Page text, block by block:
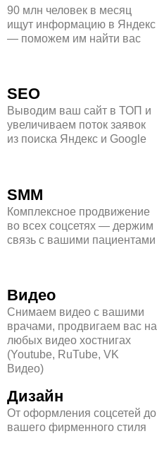
90 млн человек в месяц
ищут информацию в Яндекс
— поможем им найти вас
SEO
Выводим ваш сайт в ТОП и
увеличиваем поток заявок
из поиска Яндекс и Google
SMM
Комплексное продвижение
во всех соцсетях — держим
связь с вашими пациентами
Видео
Снимаем видео с вашими
врачами, продвигаем вас на
любых видео хостнигах
(Youtube, RuTube, VK
Видео)
Дизайн
От оформления соцсетей до
вашего фирменного стиля